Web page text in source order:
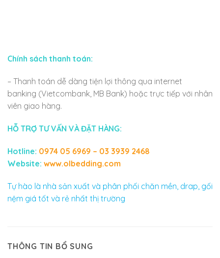
Chính sách thanh toán:
– Thanh toán dễ dàng tiện lợi thông qua internet
banking (Vietcombank, MB Bank) hoặc trực tiếp với nhân
viên giao hàng.
HỖ TRỢ TƯ VẤN VÀ ĐẶT HÀNG:
Hotline: 0974 05 6969 – 03 3939 2468
Website: www.olbedding.com
Tự hào là nhà sản xuất và phân phối chăn mền, drap, gối
nệm giá tốt và rẻ nhất thị trường
THÔNG TIN BỔ SUNG